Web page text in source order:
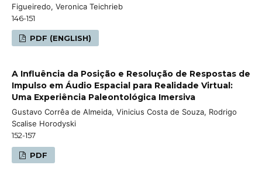
Figueiredo, Veronica Teichrieb
146-151
PDF (ENGLISH)
A Influência da Posição e Resolução de Respostas de
Impulso em Áudio Espacial para Realidade Virtual:
Uma Experiência Paleontológica Imersiva
Gustavo Corrêa de Almeida, Vinicius Costa de Souza, Rodrigo
Scalise Horodyski
152-157
PDF